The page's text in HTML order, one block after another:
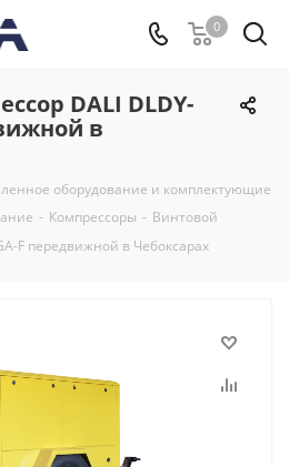
0
DALI DLDY-
в
оборудование и комплектующие
- Компрессоры - Винтовой
F передвижной в Чебоксарах